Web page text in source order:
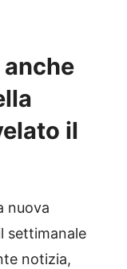
anche
il
nuova
settimanale
notizia,